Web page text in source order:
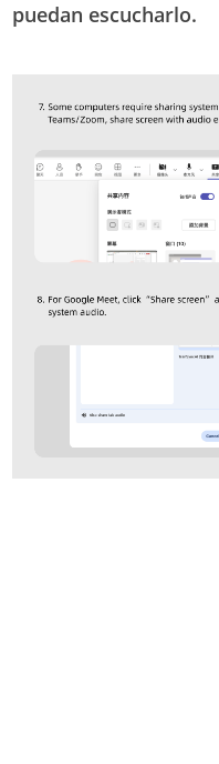
puedan escucharlo.